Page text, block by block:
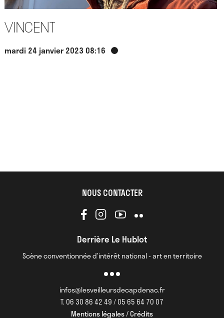
Vincent
mardi 24 janvier 2023 08:16
NOUS CONTACTER
Derrière Le Hublot
Scène conventionnée d’intérêt national - art en territoire
infos@lesveilleursdecapdenac.fr
T. 06 30 86 42 49 / 05 65 64 70 07
Mentions légales / Crédits